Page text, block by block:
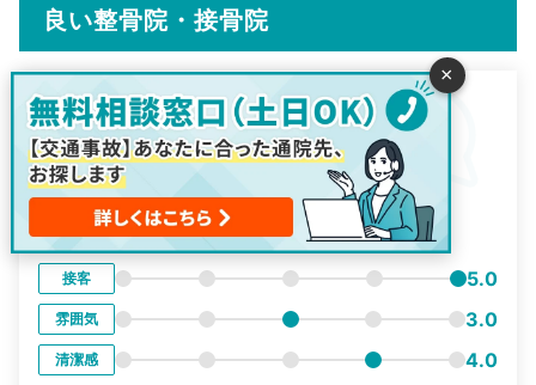
良い整骨院・接骨院
おはな整骨院 帯山院
住所：熊本県熊本市中央区帯山7-18-79
40代 男性
総合
評価
5.0
接客 5.0
雰囲気 3.0
清潔感 4.0
×